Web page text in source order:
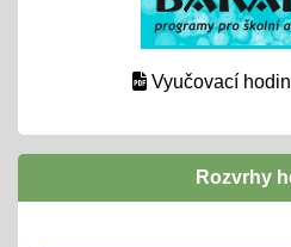
Vyučovací
Rozvrhy